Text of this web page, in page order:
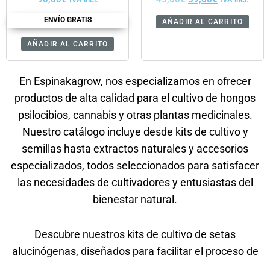
ENVÍO GRATIS
AÑADIR AL CARRITO
AÑADIR AL CARRITO
En Espinakagrow, nos especializamos en ofrecer
productos de alta calidad para el cultivo de hongos
psilocibios, cannabis y otras plantas medicinales.
Nuestro catálogo incluye desde kits de cultivo y
semillas hasta extractos naturales y accesorios
especializados, todos seleccionados para satisfacer
las necesidades de cultivadores y entusiastas del
bienestar natural.
Descubre nuestros kits de cultivo de setas
alucinógenas, diseñados para facilitar el proceso de